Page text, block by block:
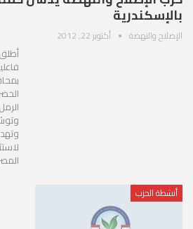
بالإسكندرية
الإصلاح والنهضة أكتوبر 22, 2012
أنشطة الحزب